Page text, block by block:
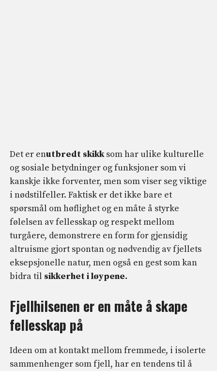
Det er enutbredt skikksom har ulike kulturelle
og sosiale betydninger og funksjoner som vi
kanskje ikke forventer, men som viser seg viktige
i nødstilfeller. Faktisk er det ikke bare et
spørsmål om høflighet og en måte å styrke
følelsen av fellesskap og respekt mellom
turgåere, demonstrere en form for gjensidig
altruisme gjort spontan og nødvendig av fjellets
eksepsjonelle natur, men også en gest som kan
bidra til sikkerhet i løypene.
Fjellhilsenen er en måte å skape
fellesskap på
Ideen om at kontakt mellom fremmede, i isolerte
sammenhenger som fjell, har en tendens til å